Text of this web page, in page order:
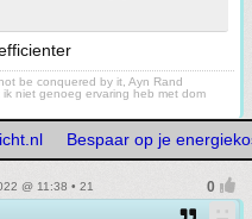
be conquered by it, Ayn Rand
niet genoeg ervaring heb met dom
Bespaar op je
@ 11:38 • 21